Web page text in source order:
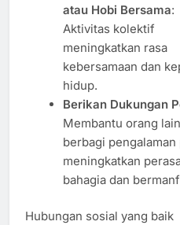
atau Hobi Bersama:
Aktivitas kolektif
meningkatkan rasa
kebersamaan dan
hidup.
Berikan Dukungan
Membantu orang
berbagi
meningkatkan
bahagia dan
Hubungan sosial yang baik